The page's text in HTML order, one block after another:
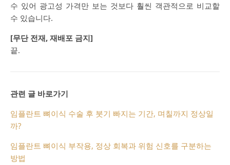
수 있어 광고성 가격만 보는 것보다 훨씬 객관적으로 비교할
수 있습니다.
[무단 전재, 재배포 금지]
끝.
관련 글 바로가기
임플란트 뼈이식 수술 후 붓기 빠지는 기간, 며칠까지 정상일
까?
임플란트 뼈이식 부작용, 정상 회복과 위험 신호를 구분하는
방법